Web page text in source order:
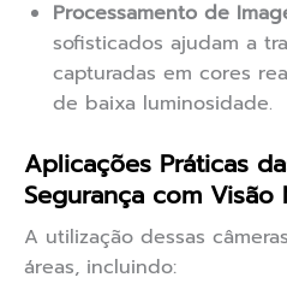
Processamento de
sofisticados ajudam a
capturadas em cores
de baixa luminosidade.
Aplicações Práticas
Segurança com Visão
A utilização dessas
áreas, incluindo: